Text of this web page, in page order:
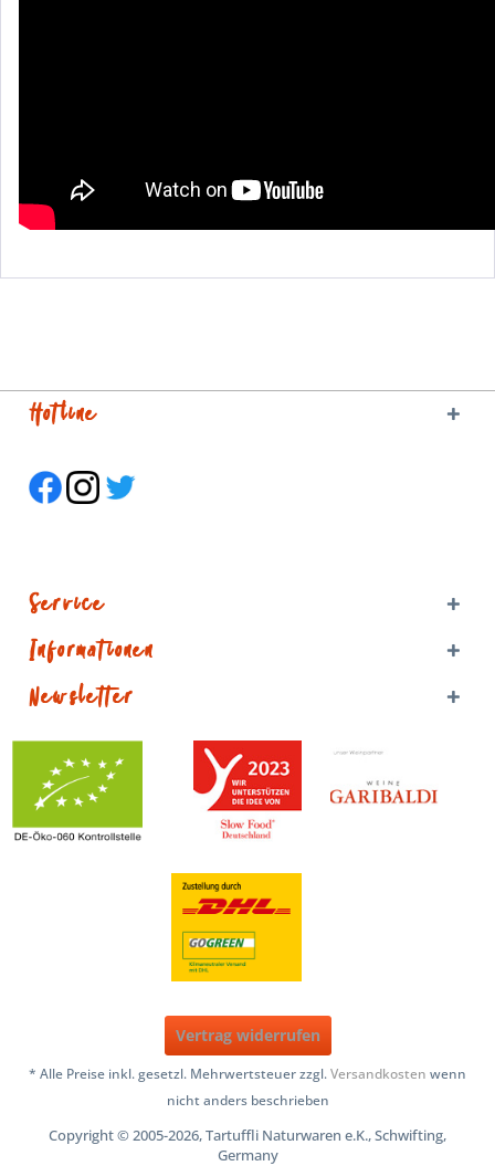
Hotline
Service
Informationen
Newsletter
Vertrag widerrufen
* Alle Preise inkl. gesetzl. Mehrwertsteuer zzgl.Versandkosten wenn
nicht anders beschrieben
Copyright © 2005-2026, Tartuffli Naturwaren e.K., Schwifting,
Germany